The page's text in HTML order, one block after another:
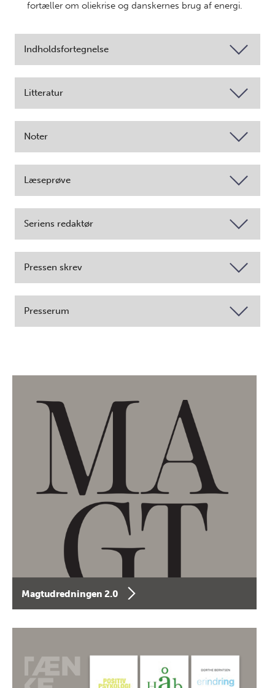
fortæller om oliekrise og danskernes brug af energi.
Indholdsfortegnelse
Litteratur
Noter
Læseprøve
Seriens redaktør
Pressen skrev
Presserum
Magtudredningen 2.0